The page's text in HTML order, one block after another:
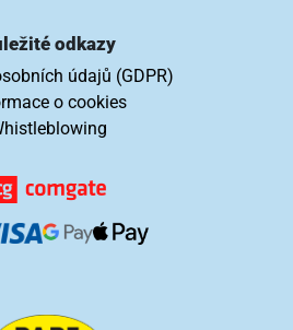
odkazy
údajů (GDPR)
o cookies